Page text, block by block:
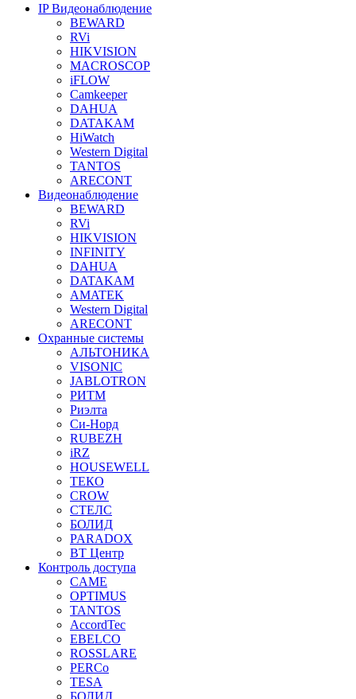
IP Видеонаблюдение
BEWARD
RVi
HIKVISION
MACROSCOP
iFLOW
Camkeeper
DAHUA
DATAKAM
HiWatch
Western Digital
TANTOS
ARECONT
Видеонаблюдение
BEWARD
RVi
HIKVISION
INFINITY
DAHUA
DATAKAM
AMATEK
Western Digital
ARECONT
Охранные системы
АЛЬТОНИКА
VISONIC
JABLOTRON
РИТМ
Риэлта
Си-Норд
RUBEZH
iRZ
HOUSEWELL
ТЕКО
CROW
СТЕЛС
БОЛИД
PARADOX
ВТ Центр
Контроль доступа
CAME
OPTIMUS
TANTOS
AccordTec
EBELCO
ROSSLARE
PERCo
TESA
БОЛИД